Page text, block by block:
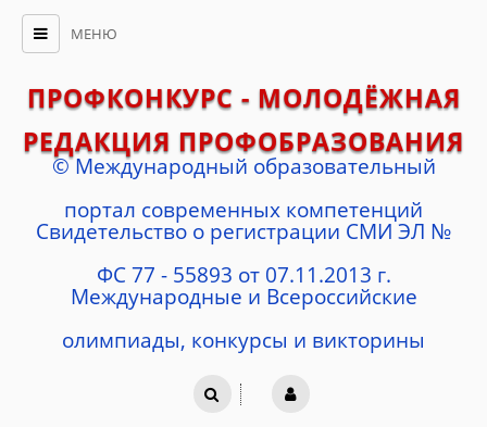
МЕНЮ
ПРОФКОНКУРС - МОЛОДЁЖНАЯ
РЕДАКЦИЯ ПРОФОБРАЗОВАНИЯ
© Международный образовательный
портал современных компетенций
Cвидетельство о регистрации СМИ ЭЛ №
ФС 77 - 55893 от 07.11.2013 г.
Международные и Всероссийские
олимпиады, конкурсы и викторины